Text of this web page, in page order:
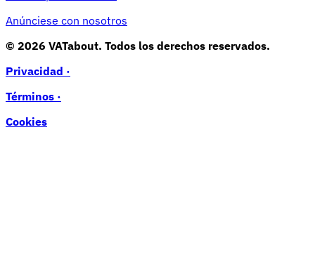
Anúnciese con nosotros
© 2026 VATabout. Todos los derechos reservados.
Privacidad ·
Términos ·
Cookies